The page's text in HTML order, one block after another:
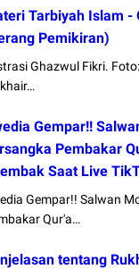
Tarbiyah Islam -
Pemikiran)
Ghazwul Fikri.
Gempar!!
Pembakar
Saat Live
Gempar!! Salwan
Qur'a…
tentang